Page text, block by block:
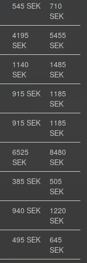
545 SEK
710
SEK
4195
SEK
5455
SEK
1140
SEK
1485
SEK
915 SEK
1185
SEK
915 SEK
1185
SEK
6525
SEK
8480
SEK
385 SEK
505
SEK
940 SEK
1220
SEK
495 SEK
645
SEK